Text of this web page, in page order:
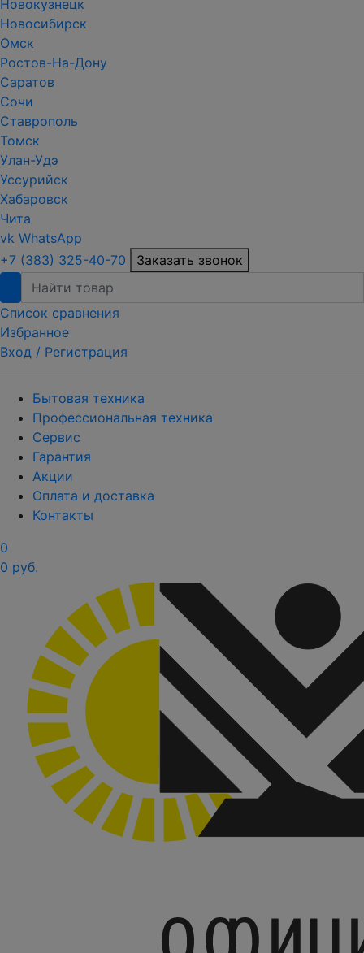
Новокузнецк
Новосибирск
Омск
Ростов-На-Дону
Саратов
Сочи
Ставрополь
Томск
Улан-Удэ
Уссурийск
Хабаровск
Чита
vk WhatsApp
+7 (383) 325-40-70
Заказать звонок
Список сравнения
Избранное
Вход / Регистрация
Бытовая техника
Профессиональная техника
Сервис
Гарантия
Акции
Оплата и доставка
Контакты
0
0 руб.